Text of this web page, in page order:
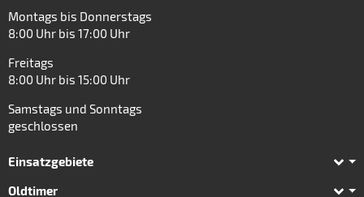
Montags bis Donnerstags
8:00 Uhr bis 17:00 Uhr
Freitags
8:00 Uhr bis 15:00 Uhr
Samstags und Sonntags
geschlossen
Einsatzgebiete
Oldtimer